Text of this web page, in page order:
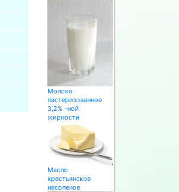
Молоко
пастеризованное
3,2% -ной
жирности
Масло
крестьянское
несоленое